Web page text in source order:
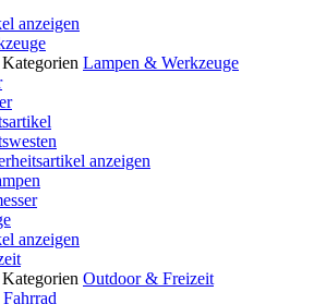
anzeigen
Lampen & Werkzeuge
anzeigen
anzeigen
Outdoor & Freizeit